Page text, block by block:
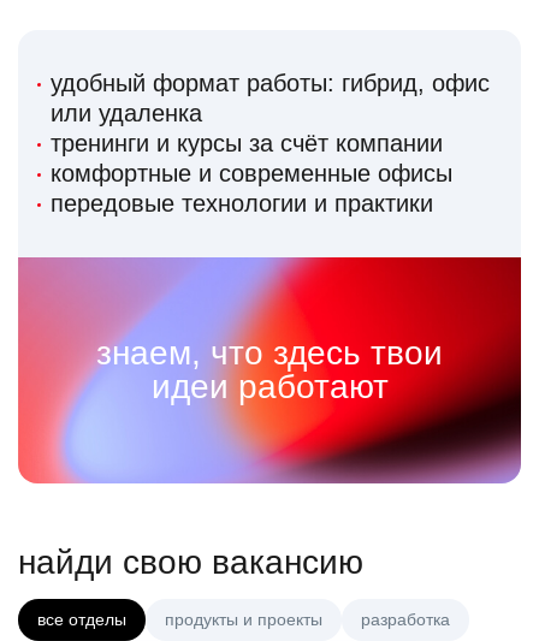
удобный формат работы: гибрид, офис
или удаленка
тренинги и курсы за счёт компании
комфортные и современные офисы
передовые технологии и практики
знаем, что здесь твои
идеи работают
найди свою вакансию
все отделы продукты и проекты разработка